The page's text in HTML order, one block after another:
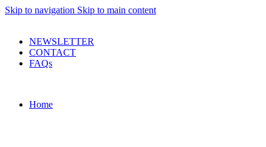
Skip to navigation Skip to main content
NEWSLETTER
CONTACT
FAQs
Home